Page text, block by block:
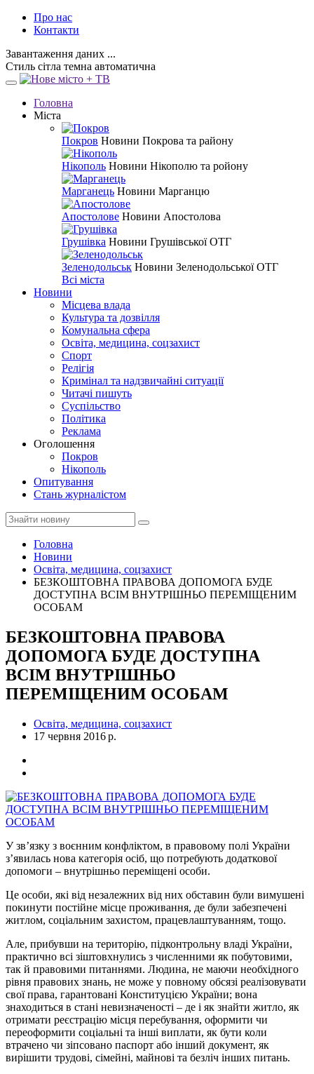
Про нас
Контакти
Завантаження даних ...
Стиль сітла темна автоматична
Головна
Міста
Покров Новини Покрова та району
Нікополь Новини Нікополю та ройону
Марганець Новини Марганцю
Апостолове Новини Апостолова
Грушівка Новини Грушівської ОТГ
Зеленодольськ Новини Зеленодольської ОТГ
Всі міста
Новини
Місцева влада
Культура та дозвілля
Комунальна сфера
Освіта, медицина, соцзахист
Спорт
Релігія
Кримінал та надзвичайні ситуації
Читачі пишуть
Суспільство
Політика
Реклама
Оголошення
Покров
Нікополь
Опитування
Стань журналістом
Головна
Новини
Освіта, медицина, соцзахист
БЕЗКОШТОВНА ПРАВОВА ДОПОМОГА БУДЕ
ДОСТУПНА ВСІМ ВНУТРІШНЬО ПЕРЕМІЩЕНИМ
ОСОБАМ
БЕЗКОШТОВНА ПРАВОВА
ДОПОМОГА БУДЕ ДОСТУПНА
ВСІМ ВНУТРІШНЬО
ПЕРЕМІЩЕНИМ ОСОБАМ
Освіта, медицина, соцзахист
17 червня 2016 р.
У зв’язку з воєнним конфліктом, в правовому полі України
з’явилась нова категорія осіб, що потребують додаткової
допомоги – внутрішньо переміщені особи.
Це особи, які від незалежних від них обставин були вимушені
покинути постійне місце проживання, де були забезпечені
житлом, соціальним захистом, працевлаштуванням, тощо.
Але, прибувши на територію, підконтрольну владі України,
практично всі зіштовхнулись з численними як побутовими,
так й правовими питаннями. Людина, не маючи необхідного
рівня правових знань, не може у повному обсязі реалізовувати
свої права, гарантовані Конституцією України; вона
знаходиться в стані невизначеності – де і як знайти житло, як
отримати реєстрацію місця перебування, оформити чи
переоформити соціальні та інші виплати, як бути коли
втрачено чи зіпсовано паспорт або інший документ, як
вирішити трудові, сімейні, майнові та безліч інших питань.